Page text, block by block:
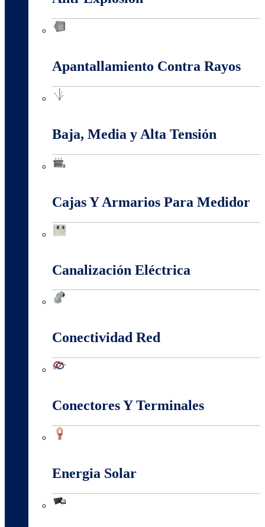
Apantallamiento Contra Rayos
Baja, Media y Alta Tensión
Cajas Y Armarios Para Medidor
Canalización Eléctrica
Conectividad Red
Conectores Y Terminales
Energia Solar